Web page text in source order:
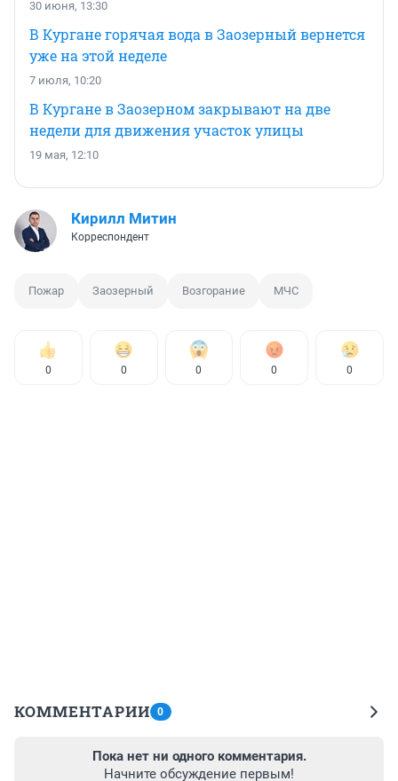
30 июня, 13:30
В Кургане горячая вода в Заозерный вернется
уже на этой неделе
7 июля, 10:20
В Кургане в Заозерном закрывают на две
недели для движения участок улицы
19 мая, 12:10
Кирилл Митин
Корреспондент
Пожар Заозерный Возгорание МЧС
0 0 0 0 0
КОММЕНТАРИИ 0
Пока нет ни одного комментария.
Начните обсуждение первым!